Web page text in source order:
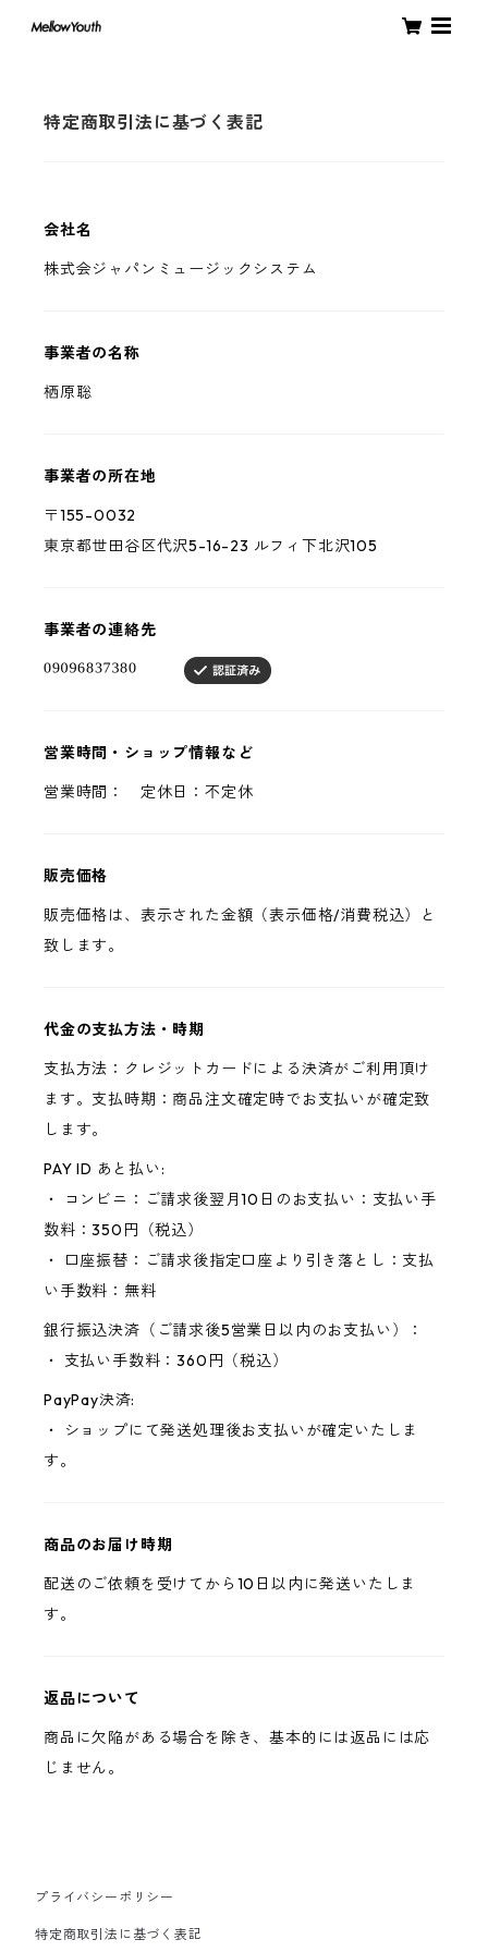
特定商取引法に基づく表記
会社名
株式会ジャパンミュージックシステム
事業者の名称
栖原聡
事業者の所在地
〒155-0032
東京都世田谷区代沢5-16-23 ルフィ下北沢105
事業者の連絡先
営業時間・ショップ情報など
営業時間： 定休日：不定休
販売価格
販売価格は、表示された金額（表示価格/消費税込）と
致します。
代金の支払方法・時期
支払方法：クレジットカードによる決済がご利用頂け
ます。支払時期：商品注文確定時でお支払いが確定致
します。
PAY ID あと払い:
・ コンビニ：ご請求後翌月10日のお支払い：支払い手
数料：350円（税込）
・ 口座振替：ご請求後指定口座より引き落とし：支払
い手数料：無料
銀行振込決済（ご請求後5営業日以内のお支払い）：
・ 支払い手数料：360円（税込）
PayPay決済:
・ ショップにて発送処理後お支払いが確定いたしま
す。
商品のお届け時期
配送のご依頼を受けてから10日以内に発送いたしま
す。
返品について
商品に欠陥がある場合を除き、基本的には返品には応
じません。
プライバシーポリシー
特定商取引法に基づく表記